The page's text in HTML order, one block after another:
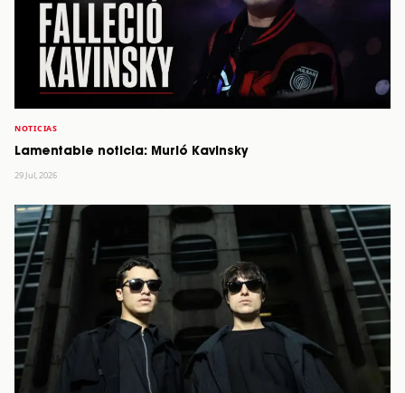
NOTICIAS
Lamentable noticia: Murió Kavinsky
29 Jul, 2026